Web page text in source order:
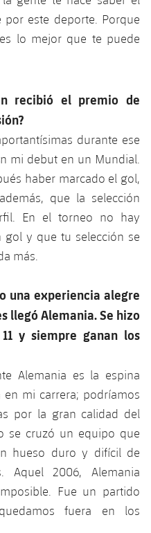
este deporte. Porque
lo mejor que te puede
recibió el premio de
durante ese
mi debut en un Mundial.
haber marcado el gol,
que la selección
En el torneo no hay
y que tu selección se
más.
una experiencia alegre
llegó Alemania. Se hizo
y siempre ganan los
Alemania es la espina
mi carrera; podríamos
por la gran calidad del
se cruzó un equipo que
hueso duro y difícil de
Aquel 2006, Alemania
Fue un partido
fuera en los